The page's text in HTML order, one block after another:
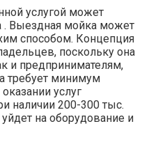
услугой может
. Выездная мойка может
способом. Концепция
поскольку она
и предпринимателям,
требует минимум
услуг
наличии 200-300 тыс.
на оборудование и